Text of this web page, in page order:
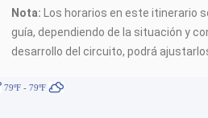
Nota: Los horarios en este itinerario
guía, dependiendo de la situación y
desarrollo del circuito, podrá
79ºF - 79ºF